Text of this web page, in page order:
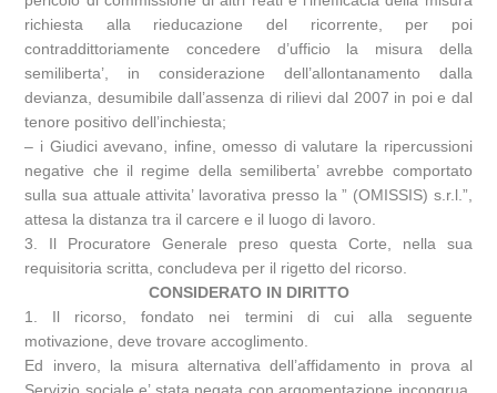
richiesta alla rieducazione del ricorrente, per poi
contraddittoriamente concedere d’ufficio la misura della
semiliberta’, in considerazione dell’allontanamento dalla
devianza, desumibile dall’assenza di rilievi dal 2007 in poi e dal
tenore positivo dell’inchiesta;
– i Giudici avevano, infine, omesso di valutare la ripercussioni
negative che il regime della semiliberta’ avrebbe comportato
sulla sua attuale attivita’ lavorativa presso la ” (OMISSIS) s.r.l.”,
attesa la distanza tra il carcere e il luogo di lavoro.
3. Il Procuratore Generale preso questa Corte, nella sua
requisitoria scritta, concludeva per il rigetto del ricorso.
CONSIDERATO IN DIRITTO
1. Il ricorso, fondato nei termini di cui alla seguente
motivazione, deve trovare accoglimento.
Ed invero, la misura alternativa dell’affidamento in prova al